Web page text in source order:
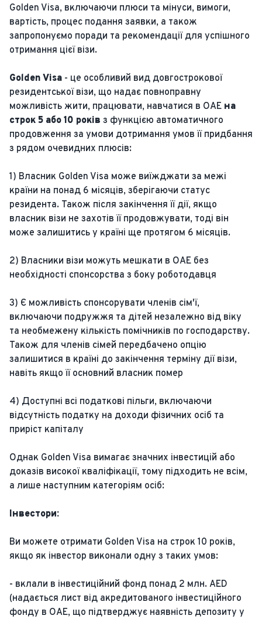
Golden Visa, включаючи плюси та мінуси, вимоги,
вартість, процес подання заявки, а також
запропонуємо поради та рекомендації для успішного
отримання цієї візи.
Golden Visa - це особливий вид довгострокової
резидентської візи, що надає повноправну
можливість жити, працювати, навчатися в ОАЕ на
строк 5 або 10 років з функцією автоматичного
продовження за умови дотримання умов її придбання
з рядом очевидних плюсів:
1) Власник Golden Visa може виїжджати за межі
країни на понад 6 місяців, зберігаючи статус
резидента. Також після закінчення її дії, якщо
власник візи не захотів її продовжувати, тоді він
може залишитись у країні ще протягом 6 місяців.
2) Власники візи можуть мешкати в ОАЕ без
необхідності спонсорства з боку роботодавця
3) Є можливість спонсорувати членів сім'ї,
включаючи подружжя та дітей незалежно від віку
та необмежену кількість помічників по господарству.
Також для членів сімей передбачено опцію
залишитися в країні до закінчення терміну дії візи,
навіть якщо її основний власник помер
4) Доступні всі податкові пільги, включаючи
відсутність податку на доходи фізичних осіб та
приріст капіталу
Однак Golden Visa вимагає значних інвестицій або
доказів високої кваліфікації, тому підходить не всім,
а лише наступним категоріям осіб:
Інвестори:
Ви можете отримати Golden Visa на строк 10 років,
якщо як інвестор виконали одну з таких умов:
- вклали в інвестиційний фонд понад 2 млн. AED
(надається лист від акредитованого інвестиційного
фонду в ОАЕ, що підтверджує наявність депозиту у